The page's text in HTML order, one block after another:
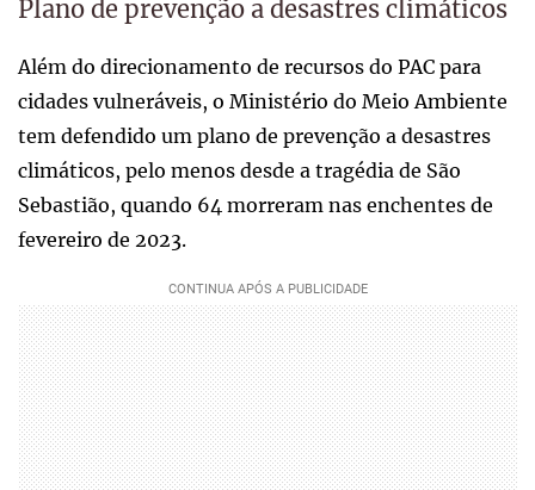
Plano de prevenção a desastres climáticos
Além do direcionamento de recursos do PAC para
cidades vulneráveis, o Ministério do Meio Ambiente
tem defendido um plano de prevenção a desastres
climáticos, pelo menos desde a tragédia de São
Sebastião, quando 64 morreram nas enchentes de
fevereiro de 2023.